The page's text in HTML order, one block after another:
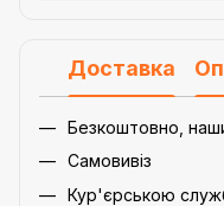
Доставка
Безкоштовно,
Самовивіз
Кур'єрською